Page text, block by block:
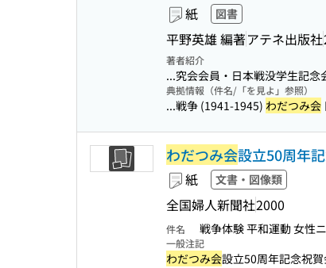
紙 図書
平野英雄 編著アテネ出版社
著者紹介
...究会会員・日本戦没学生記念
典拠情報（件名/「を見よ」参照）
...戦争 (1941-1945) わだつみ会
わだつみ会設立50周年
紙 文書・図像類
全国婦人新聞社2000
件名 戦争体験 平和運動 女性
一般注記
わだつみ会設立50周年記念祝